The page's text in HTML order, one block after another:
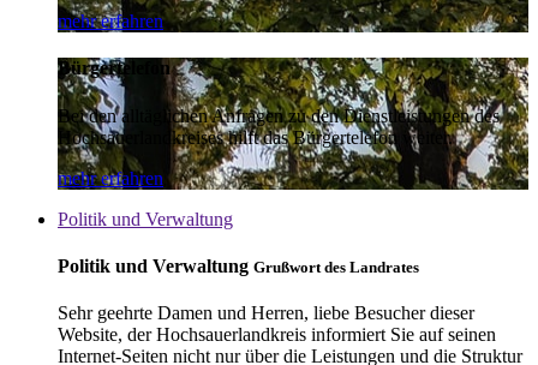
mehr erfahren
Bürgertelefon
Bei den alltäglichen Anfragen zu den Dienstleistungen des
Hochsauerlandkreises hilft das Bürgertelefon weiter.
mehr erfahren
Politik und Verwaltung
Politik und Verwaltung Grußwort des Landrates
Sehr geehrte Damen und Herren, liebe Besucher dieser
Website, der Hochsauerlandkreis informiert Sie auf seinen
Internet-Seiten nicht nur über die Leistungen und die Struktur